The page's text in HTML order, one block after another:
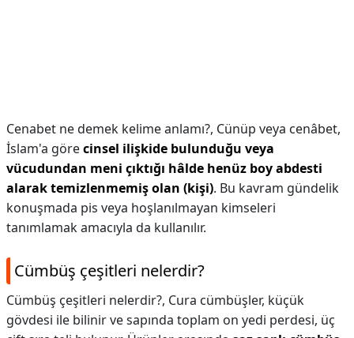
Cenabet ne demek kelime anlamı?, Cünüp veya cenâbet,
İslam'a görecinsel ilişkide bulunduğu veya
vücudundan meni çıktığı hâlde henüz boy abdesti
alarak temizlenmemiş olan (kişi). Bu kavram gündelik
konuşmada pis veya hoşlanılmayan kimseleri
tanımlamak amacıyla da kullanılır.
Cümbüş çeşitleri nelerdir?
Cümbüş çeşitleri nelerdir?, Cura cümbüşler, küçük
gövdesi ile bilinir ve sapında toplam on yedi perdesi, üç